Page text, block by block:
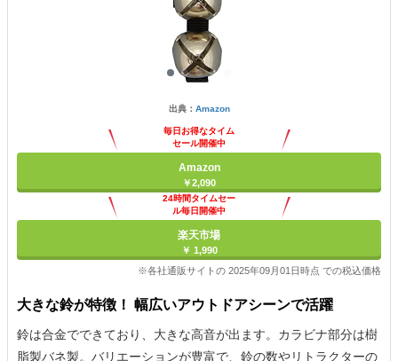
出典： Amazon
毎日お得なタイム
セール開催中
Amazon
￥2,090
24時間タイムセー
ル毎日開催中
楽天市場
￥ 1,990
※各社通販サイトの 2025年09月01日時点 での税込価格
大きな鈴が特徴！ 幅広いアウトドアシーンで活躍
鈴は合金でできており、大きな高音が出ます。カラビナ部分は樹
脂製バネ製。バリエーションが豊富で、鈴の数やリトラクターの